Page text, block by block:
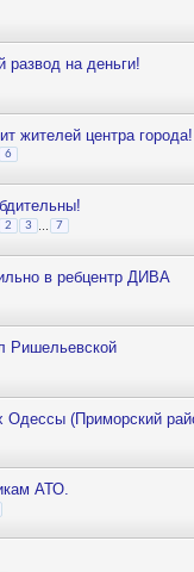
на деньги!
центра города!
6
2 3 7
в ребцентр ДИВА
Ришельевской
Одессы (Приморский
АТО.